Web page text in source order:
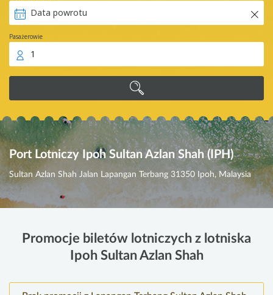
Pasażerowie
1
Port Lotniczy Ipoh Sultan Azlan Shah (IPH)
Sultan Azlan Shah Jalan Lapangan Terbang 31350 Ipoh, Malaysia
Promocje biletów lotniczych z lotniska
Ipoh Sultan Azlan Shah